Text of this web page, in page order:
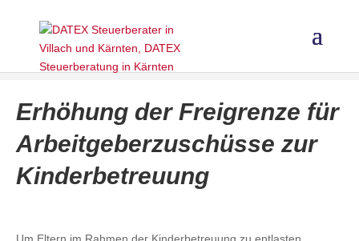
Erhöhung der Freigrenze für
Arbeitgeberzuschüsse zur
Kinderbetreuung